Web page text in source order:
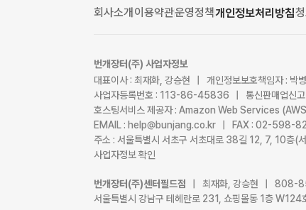
회사소개이용약관운영정책개인정보처리방침
번개장터(주) 사업자정보
대표이사 : 최재화, 강승현 | 개인정보보호책임자 : 박
사업자등록번호 : 113-86-45836 | 통신판매업신
호스팅서비스 제공자 : Amazon Web Services
EMAIL : help@bunjang.co.kr | FAX : 02-
주소 : 서울특별시 서초구 서초대로 38길 12, 7, 10층(
사업자정보 확인
번개장터(주)센터필드점
| 최재화, 강승현 | 808-
서울특별시 강남구 테헤란로 231, 쇼핑몰동 1층 W124